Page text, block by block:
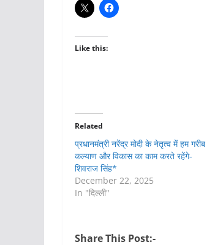
Like this:
Related
प्रधानमंत्री नरेंद्र मोदी के नेतृत्व में हम गरीब
कल्याण और विकास का काम करते रहेंगे-
शिवराज सिंह*
December 22, 2025
In "दिल्ली"
Share This Post:-